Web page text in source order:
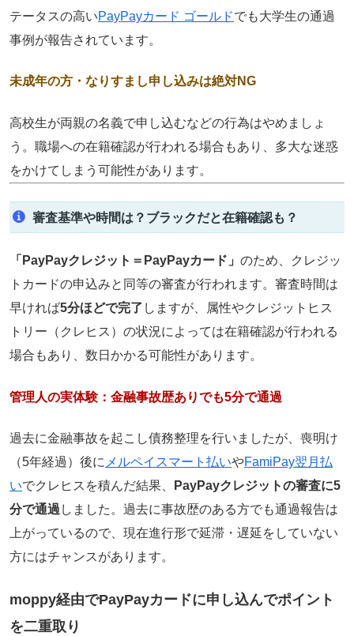
テータスの高いPayPayカード ゴールドでも大学生の通過
事例が報告されています。
未成年の方・なりすまし申し込みは絶対NG
高校生が両親の名義で申し込むなどの行為はやめましょ
う。 職場への在籍確認が行われる場合もあり、多大な迷惑
をかけてしまう可能性があります。
審査基準や時間は？ブラックだと在籍確認も？
「PayPayクレジット＝PayPayカード」 のため、クレジッ
トカードの申込みと同等の審査が行われます。審査時間は
早ければ5分ほどで完了 しますが、属性やクレジットヒス
トリー（クレヒス）の状況によっては在籍確認が行われる
場合もあり、数日かかる可能性があります。
管理人の実体験：金融事故歴ありでも5分で通過
過去に金融事故を起こし債務整理を行いましたが、喪明け
（5年経過）後に メルペイスマート払いやFamiPay翌月払
いでクレヒスを積んだ結果、
PayPayクレジットの審査に5
分で通過 しました。過去に事故歴のある方でも通過報告は
上がっているので、現在進行形で延滞・遅延をしていない
方にはチャンスがあります。
moppy経由でPayPayカードに申し込んでポイント
を二重取り